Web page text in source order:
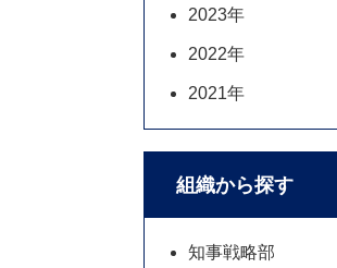
2023年
2022年
2021年
組織から探す
知事戦略部